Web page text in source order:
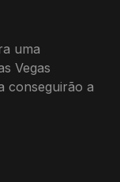
uma
Vegas
conseguirão a